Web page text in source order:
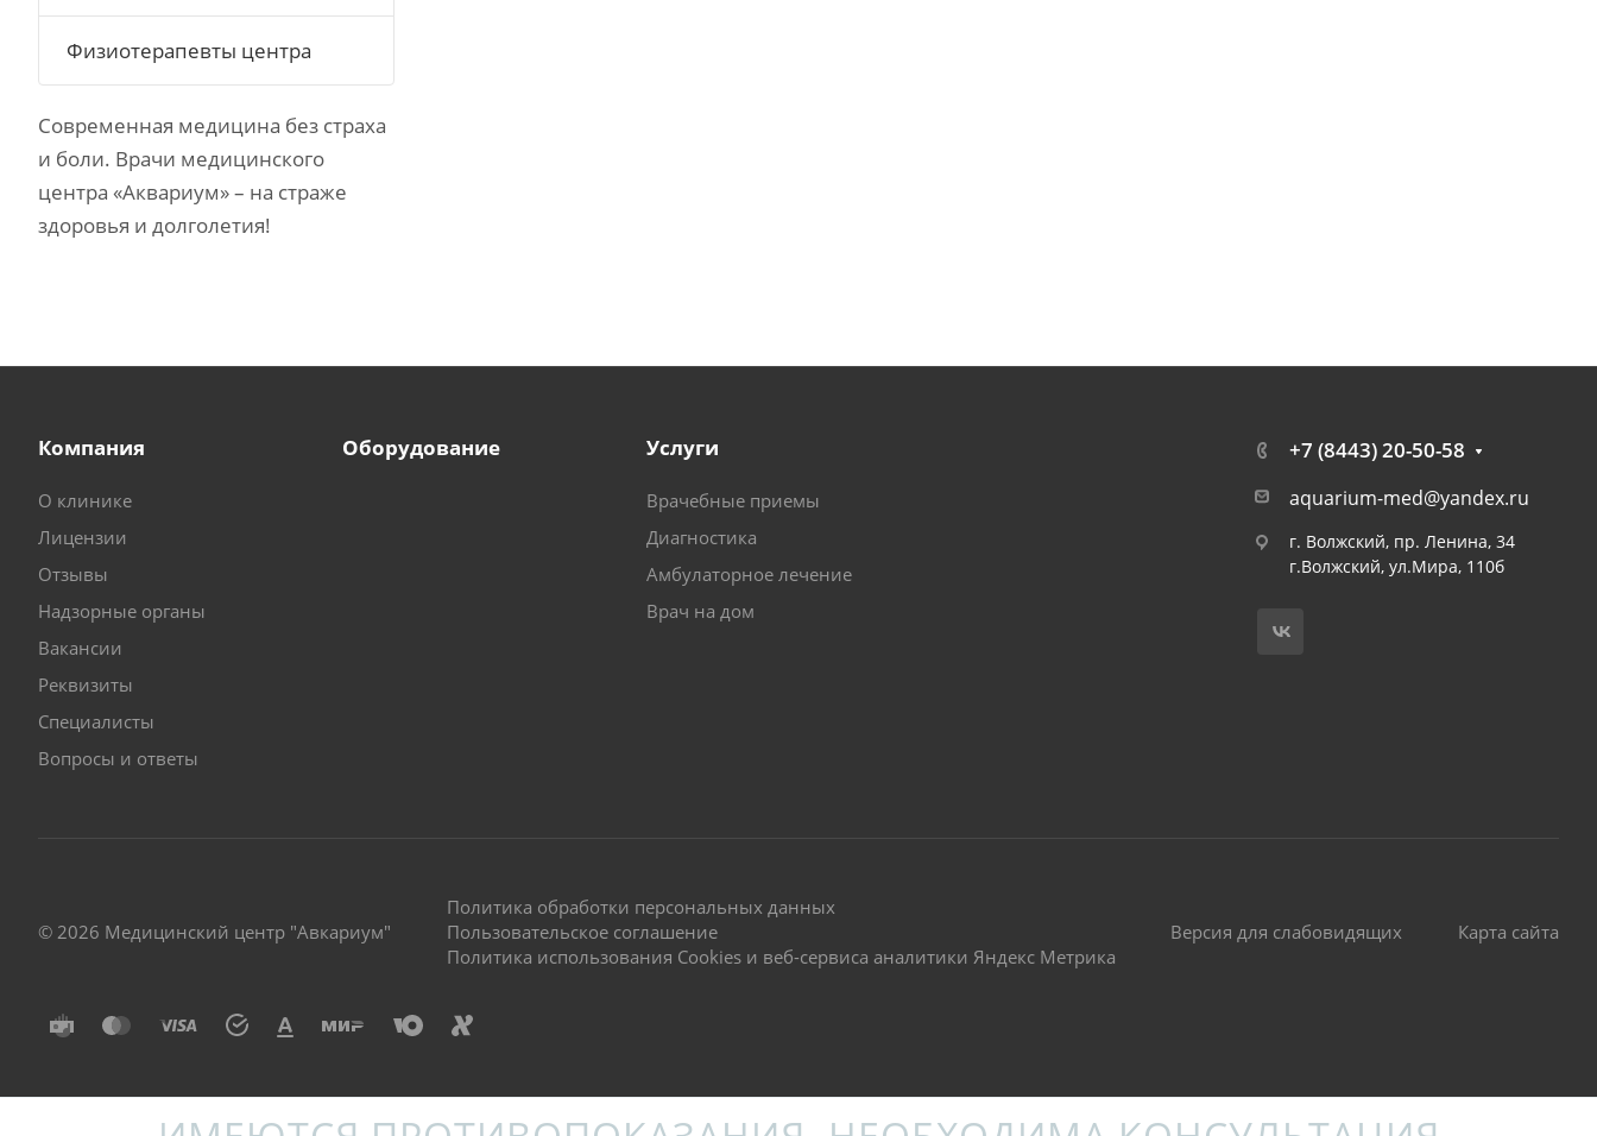
Физиотерапевты центра
Современная медицина без страха
и боли. Врачи медицинского
центра «Аквариум» – на страже
здоровья и долголетия!
Компания
О клинике
Лицензии
Отзывы
Надзорные органы
Вакансии
Реквизиты
Специалисты
Вопросы и ответы
Оборудование Услуги
Врачебные приемы
Диагностика
Амбулаторное лечение
Врач на дом
+7 (8443) 20-50-58
aquarium-med@yandex.ru
г. Волжский, пр. Ленина, 34
г.Волжский, ул.Мира, 110б
© 2026 Медицинский центр "Авкариум"
Политика обработки персональных данных
Пользовательское соглашение
Политика использования Cookies и веб-сервиса аналитики Яндекс Метрика
Версия для слабовидящих Карта сайта